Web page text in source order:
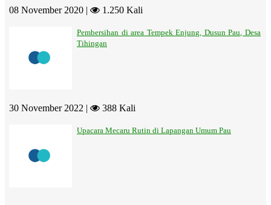
08 November 2020 | 1.250 Kali
Pembersihan di area Tempek Enjung, Dusun Pau, Desa
Tihingan
30 November 2022 | 388 Kali
Upacara Mecaru Rutin di Lapangan Umum Pau